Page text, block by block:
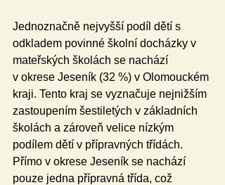
Jednoznačně nejvyšší podíl dětí s
odkladem povinné školní docházky v
mateřských školách se nachází
v okrese Jeseník (32 %) v Olomouckém
kraji. Tento kraj se vyznačuje nejnižším
zastoupením šestiletých v základních
školách a zároveň velice nízkým
podílem dětí v přípravných třídách.
Přímo v okrese Jeseník se nachází
pouze jedna přípravná třída, což